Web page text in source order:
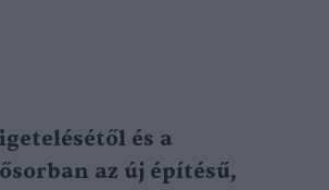
és a
az új építésű,